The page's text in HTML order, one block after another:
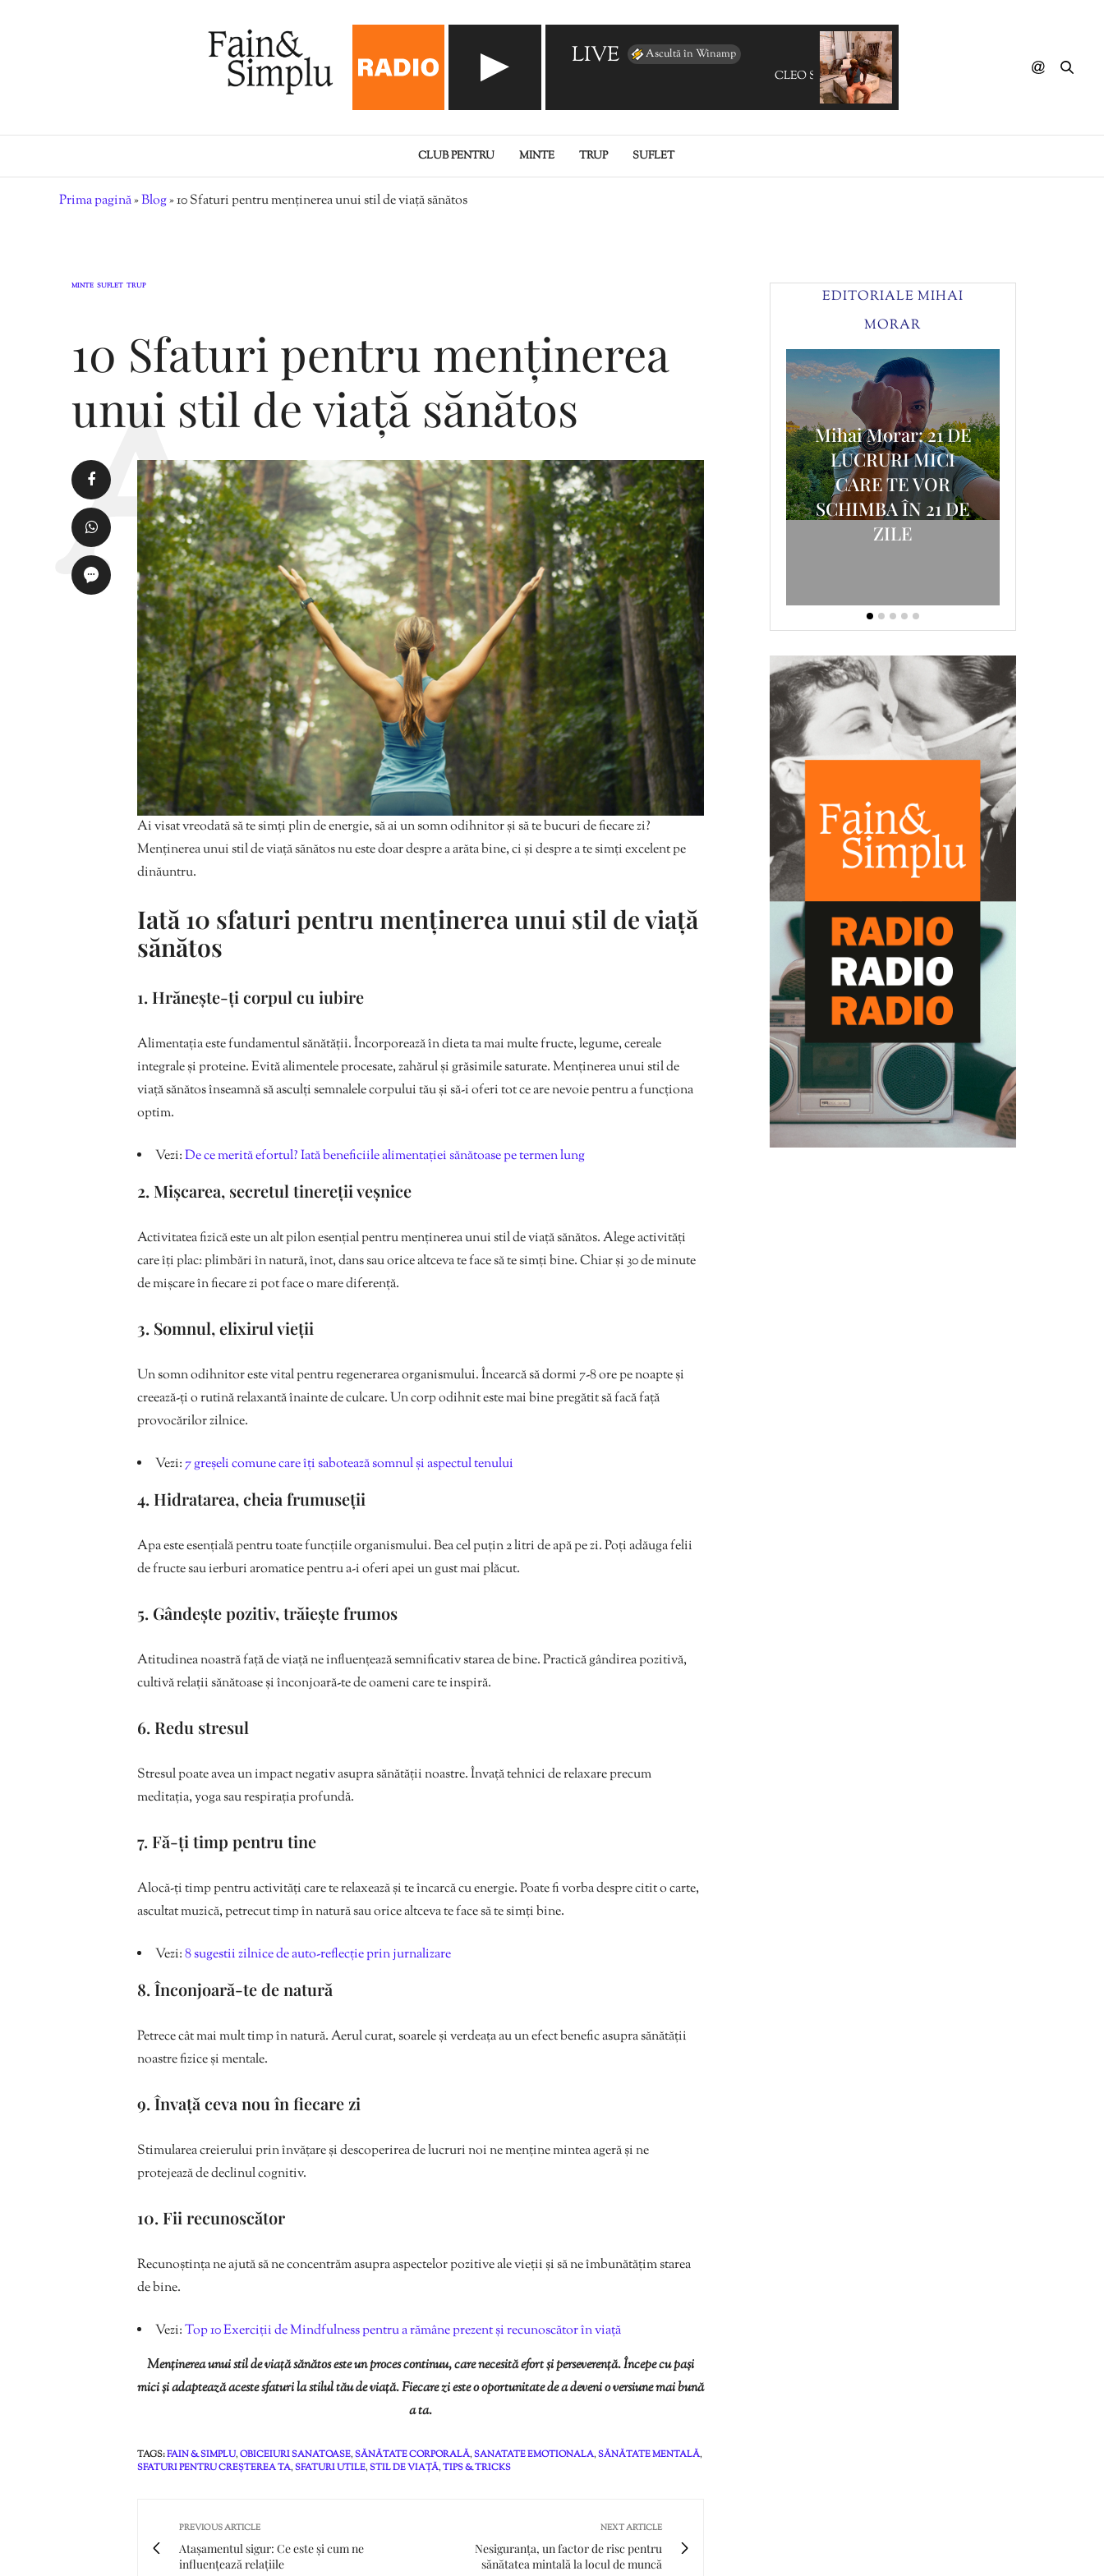
LIVE Ascultă în Winamp
CLEO SOL - Why Don't You
CLUB PENTRU MINTE TRUP SUFLET
Prima pagină»Blog»10 Sfaturi pentru menținerea unui stil de viață sănătos
MINTE SUFLET TRUP
10 Sfaturi pentru menținerea
unui stil de viață sănătos
Ai visat vreodată să te simți plin de energie, să ai un somn odihnitor și să te bucuri de fiecare zi?
Menținerea unui stil de viață sănătos nu este doar despre a arăta bine, ci și despre a te simți excelent pe
dinăuntru.
Iată 10 sfaturi pentru menținerea unui stil de viață
sănătos
1. Hrănește-ți corpul cu iubire
Alimentația este fundamentul sănătății. Încorporează în dieta ta mai multe fructe, legume, cereale
integrale și proteine. Evită alimentele procesate, zahărul și grăsimile saturate. Menținerea unui stil de
viață sănătos înseamnă să asculți semnalele corpului tău și să-i oferi tot ce are nevoie pentru a funcționa
optim.
Vezi:De ce merită efortul? Iată beneficiile alimentației sănătoase pe termen lung
2. Mișcarea, secretul tinereții veșnice
Activitatea fizică este un alt pilon esențial pentru menținerea unui stil de viață sănătos. Alege activități
care îți plac: plimbări în natură, înot, dans sau orice altceva te face să te simți bine. Chiar și 30 de minute
de mișcare în fiecare zi pot face o mare diferență.
3. Somnul, elixirul vieții
Un somn odihnitor este vital pentru regenerarea organismului. Încearcă să dormi 7-8 ore pe noapte și
creează-ți o rutină relaxantă înainte de culcare. Un corp odihnit este mai bine pregătit să facă față
provocărilor zilnice.
Vezi: 7 greșeli comune care îți sabotează somnul și aspectul tenului
4. Hidratarea, cheia frumuseții
Apa este esențială pentru toate funcțiile organismului. Bea cel puțin 2 litri de apă pe zi. Poți adăuga felii
de fructe sau ierburi aromatice pentru a-i oferi apei un gust mai plăcut.
5. Gândește pozitiv, trăiește frumos
Atitudinea noastră față de viață ne influențează semnificativ starea de bine. Practică gândirea pozitivă,
cultivă relații sănătoase și înconjoară-te de oameni care te inspiră.
6. Redu stresul
Stresul poate avea un impact negativ asupra sănătății noastre. Învață tehnici de relaxare precum
meditația, yoga sau respirația profundă.
7. Fă-ți timp pentru tine
Alocă-ți timp pentru activități care te relaxează și te încarcă cu energie. Poate fi vorba despre citit o carte,
ascultat muzică, petrecut timp în natură sau orice altceva te face să te simți bine.
Vezi:8 sugestii zilnice de auto-reflecție prin jurnalizare
8. Înconjoară-te de natură
Petrece cât mai mult timp în natură. Aerul curat, soarele și verdeața au un efect benefic asupra sănătății
noastre fizice și mentale.
9. Învață ceva nou în fiecare zi
Stimularea creierului prin învățare și descoperirea de lucruri noi ne menține mintea ageră și ne
protejează de declinul cognitiv.
10. Fii recunoscător
Recunoștința ne ajută să ne concentrăm asupra aspectelor pozitive ale vieții și să ne îmbunătățim starea
de bine.
Vezi:Top 10 Exerciții de Mindfulness pentru a rămâne prezent și recunoscător în viață
Menținerea unui stil de viață sănătos este un proces continuu, care necesită efort și perseverență. Începe cu pași
mici și adaptează aceste sfaturi la stilul tău de viață. Fiecare zi este o oportunitate de a deveni o versiune mai bună
a ta.
TAGS:FAIN & SIMPLU,OBICEIURI SANATOASE,SĂNĂTATE CORPORALĂ,SANATATE EMOTIONALA,SĂNĂTATE MENTALĂ,
SFATURI PENTRU CREȘTEREA TA,SFATURI UTILE,STIL DE VIAȚĂ,TIPS & TRICKS
PREVIOUS ARTICLE
Atașamentul sigur: Ce este și cum ne
influențează relațiile
NEXT ARTICLE
Nesiguranța, un factor de risc pentru
sănătatea mintală la locul de muncă
EDITORIALE MIHAI
MORAR
Morar: CUM L-AM
SALVAT PE FĂT-
FRUMOS
Mihai Morar: 21 DE
LUCRURI MICI
CARE TE VOR
SCHIMBA ÎN 21 DE
ZILE